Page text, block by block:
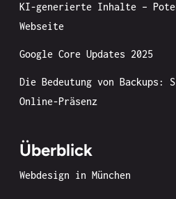
KI-generierte Inhalte –
Webseite
Google Core Updates 2025
Die Bedeutung von
Online-Präsenz
Überblick
Webdesign in München